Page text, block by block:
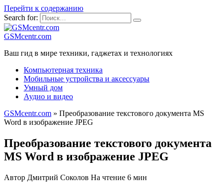
Перейти к содержанию
Search for:
GSMcentr.com
Ваш гид в мире техники, гаджетах и технологиях
Компьютерная техника
Мобильные устройства и аксессуары
Умный дом
Аудио и видео
GSMcentr.com » Преобразование текстового документа MS
Word в изображение JPEG
Преобразование текстового документа
MS Word в изображение JPEG
Автор Дмитрий Соколов На чтение 6 мин